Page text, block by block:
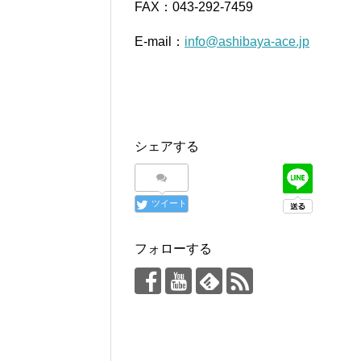
FAX：043-292-7459
E-mail： info@ashibaya-ace.jp
シェアする
ツイート
フォローする